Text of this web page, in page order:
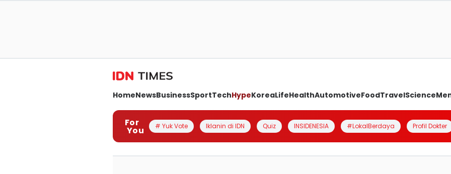
HomeNewsBusinessSportTechHypeKoreaLifeHealthAutomotiveFoodTravelScience
For
You # Yuk Vote Iklanin di IDN Quiz INSIDENESIA #LokalBerdaya Profil Dokter